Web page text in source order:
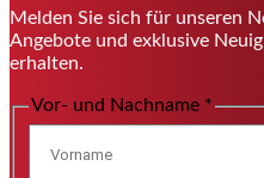
Melden Sie sich für unseren
Angebote und exklusive
erhalten.
Vor- und Nachname *